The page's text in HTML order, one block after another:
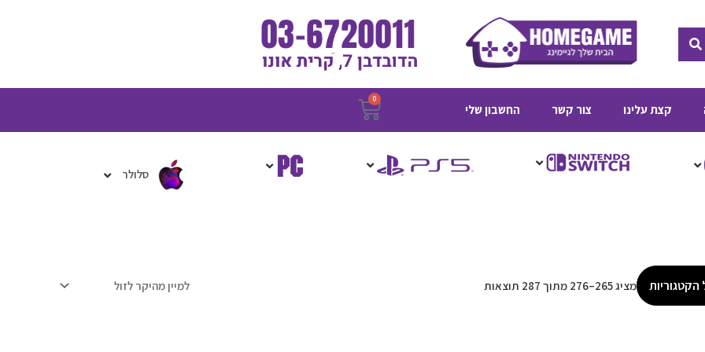
חיפוש
קצת עלינו צור קשר החשבון שלי
0 עגלת
קניות
סלולר
הקטגוריות מציג 265–276 מתוך 287 תוצאות